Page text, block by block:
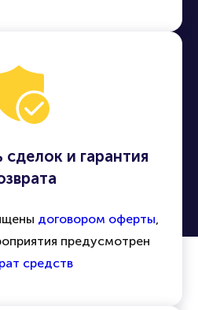
сделок и гарантия
договором оферты
предусмотрен
средств